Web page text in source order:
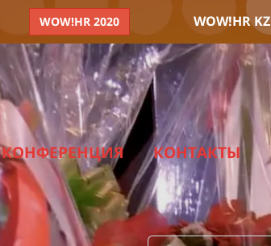
WOW!HR 2020 WOW!HR KZ
КОНФЕРЕНЦИЯ КОНТАКТЫ